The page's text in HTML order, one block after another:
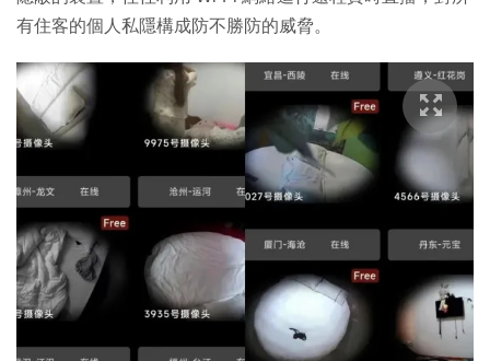
有住客的個人私隱構成防不勝防的威脅。